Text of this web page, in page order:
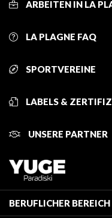
ARBEITEN IN LA
LA PLAGNE FAQ
SPORTVEREINE
LABELS &
UNSERE PARTNER
BERUFLICHER BEREICH